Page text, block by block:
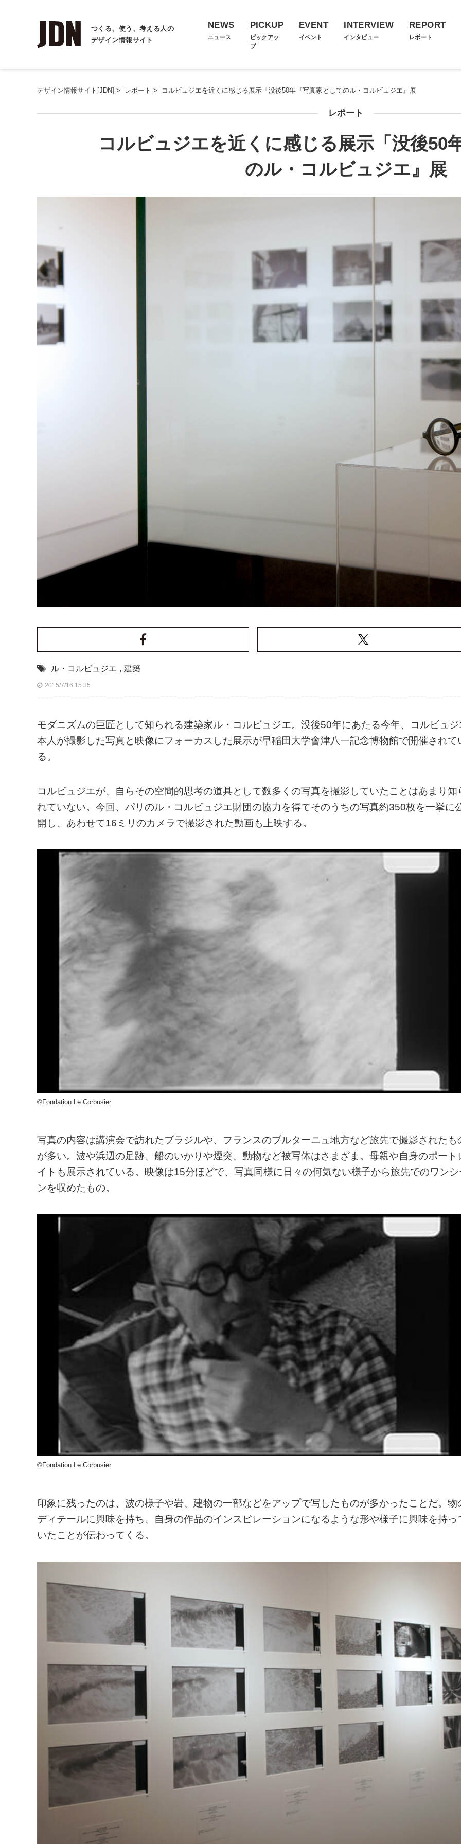
つくる、使う、考える人の
デザイン情報サイト
NEWS
ニュース
PICKUP
ピックアッ
プ
EVENT
イベント
INTERVIEW
インタビュー
REPORT
レポート
デザイン情報サイト[JDN] > レポート > コルビュジエを近くに感じる展示「没後50年『写真家としてのル・コルビュジエ』展
レポート
コルビュジエを近くに感じる展示「没後50
のル・コルビュジエ』展
ル・コルビュジエ , 建築
2015/7/16 15:35
モダニズムの巨匠として知られる建築家ル・コルビュジエ。没後50年にあたる今年、コルビュジ
本人が撮影した写真と映像にフォーカスした展示が早稲田大学會津八一記念博物館で開催されて
る。
コルビュジエが、自らその空間的思考の道具として数多くの写真を撮影していたことはあまり知
れていない。今回、パリのル・コルビュジエ財団の協力を得てそのうちの写真約350枚を一挙に
開し、あわせて16ミリのカメラで撮影された動画も上映する。
©Fondation Le Corbusier
写真の内容は講演会で訪れたブラジルや、フランスのブルターニュ地方など旅先で撮影されたも
が多い。波や浜辺の足跡、船のいかりや煙突、動物など被写体はさまざま。母親や自身のポート
イトも展示されている。映像は15分ほどで、写真同様に日々の何気ない様子から旅先でのワンシ
ンを収めたもの。
©Fondation Le Corbusier
印象に残ったのは、波の様子や岩、建物の一部などをアップで写したものが多かったことだ。物
ディテールに興味を持ち、自身の作品のインスピレーションになるような形や様子に興味を持っ
いたことが伝わってくる。